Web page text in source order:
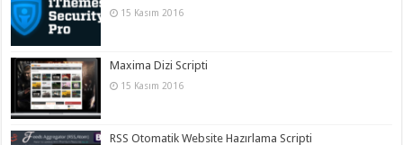
15 Kasım 2016
Maxima Dizi Scripti
15 Kasım 2016
RSS Otomatik Website Hazırlama Scripti